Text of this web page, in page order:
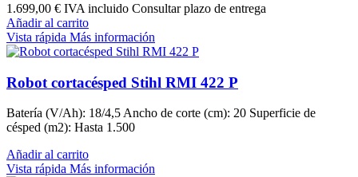
1.699,00 € IVA incluido Consultar plazo de entrega
Añadir al carrito
Vista rápida Más información
Robot cortacésped Stihl RMI 422 P
Batería (V/Ah): 18/4,5 Ancho de corte (cm): 20 Superficie de
césped (m2): Hasta 1.500
Añadir al carrito
Vista rápida Más información